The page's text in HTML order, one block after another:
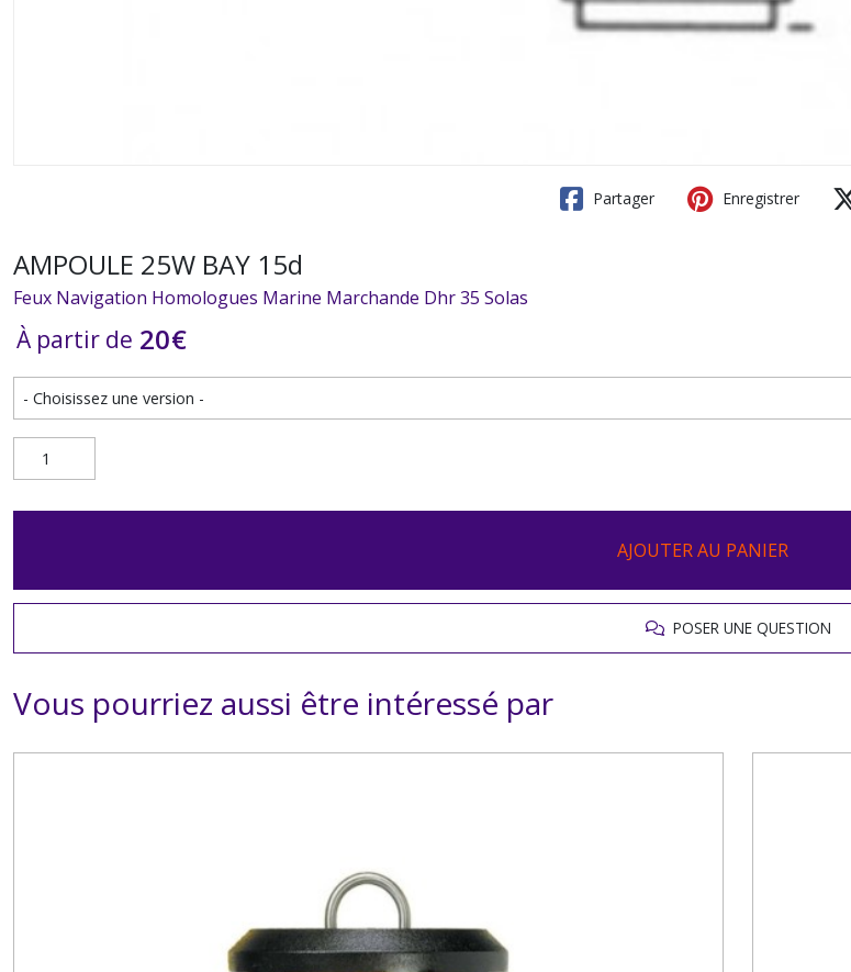
Partager Enregistrer
AMPOULE 25W BAY 15d
Feux Navigation Homologues Marine Marchande Dhr 35 Solas
À partir de 20€
AJOUTER AU PANIER
POSER UNE QUESTION
Vous pourriez aussi être intéressé par